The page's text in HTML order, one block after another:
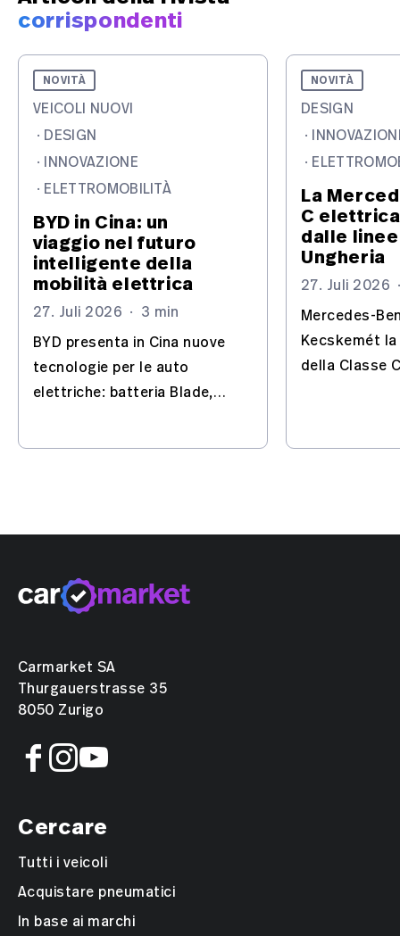
corrispondenti
NOVITÀ
VEICOLI NUOVI
· DESIGN
· INNOVAZIONE
· ELETTROMOBILITÀ
BYD in Cina: un
viaggio nel futuro
intelligente della
mobilità elettrica
27. Juli 2026 · 3 min
BYD presenta in Cina nuove
tecnologie per le auto
elettriche: batteria Blade,
NOVITÀ
DESIGN
·
·
La
C
dalle
Ungheria
27. Juli 2026
Mercedes-
Kecskemét
della Classe
Carmarket SA
Thurgauerstrasse 35
8050 Zurigo
Cercare
Tutti i veicoli
Acquistare pneumatici
In base ai marchi